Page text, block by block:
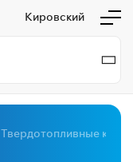
Кировский
Твердотопливные котлы